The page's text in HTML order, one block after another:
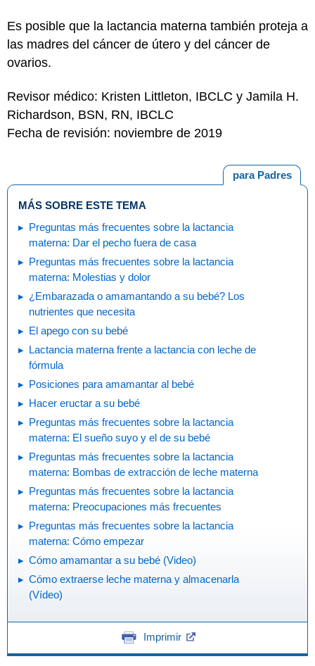
Es posible que la lactancia materna también proteja a
las madres del cáncer de útero y del cáncer de
ovarios.
Revisor médico: Kristen Littleton, IBCLC y Jamila H.
Richardson, BSN, RN, IBCLC
Fecha de revisión: noviembre de 2019
para Padres
MÁS SOBRE ESTE TEMA
Preguntas más frecuentes sobre la lactancia
materna: Dar el pecho fuera de casa
Preguntas más frecuentes sobre la lactancia
materna: Molestias y dolor
¿Embarazada o amamantando a su bebé? Los
nutrientes que necesita
El apego con su bebé
Lactancia materna frente a lactancia con leche de
fórmula
Posiciones para amamantar al bebé
Hacer eructar a su bebé
Preguntas más frecuentes sobre la lactancia
materna: El sueño suyo y el de su bebé
Preguntas más frecuentes sobre la lactancia
materna: Bombas de extracción de leche materna
Preguntas más frecuentes sobre la lactancia
materna: Preocupaciones más frecuentes
Preguntas más frecuentes sobre la lactancia
materna: Cómo empezar
Cómo amamantar a su bebé (Video)
Cómo extraerse leche materna y almacenarla
(Vídeo)
Imprimir